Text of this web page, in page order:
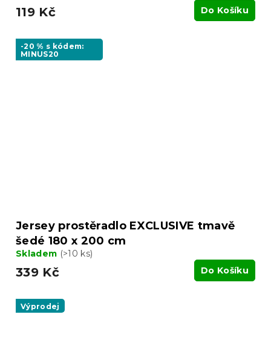
119 Kč Do Košíku
-20 % s kódem:
MINUS20
Jersey prostěradlo EXCLUSIVE tmavě
šedé 180 x 200 cm
Skladem (>10 ks)
339 Kč Do Košíku
Výprodej